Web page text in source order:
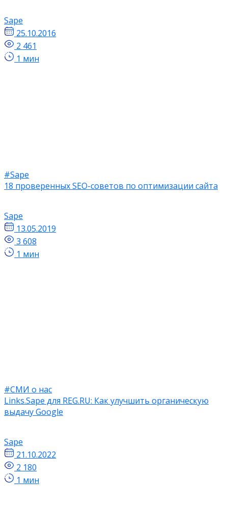
Sape
25.10.2016
2 461
1 мин
#Sape
18 проверенных SEO-советов по оптимизации сайта
Sape
13.05.2019
3 608
1 мин
#СМИ о нас
Links.Sape для REG.RU: ​​​​Как улучшить органическую
выдачу Google
Sape
21.10.2022
2 180
1 мин